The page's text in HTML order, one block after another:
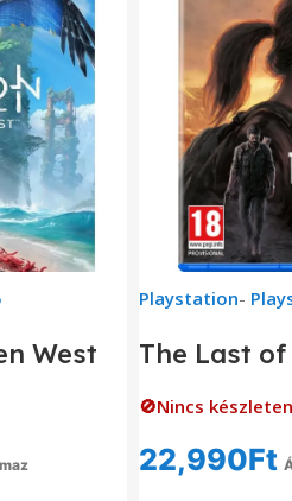
West
Playstation-
The Last
🚫Nincs készleten
22,990Ft